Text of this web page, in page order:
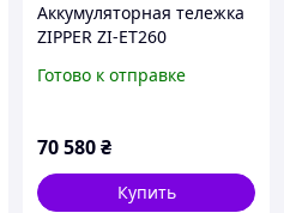
Аккумуляторная тележка
ZIPPER ZI-ET260
строительная тележка
Готово к отправке
70 580₴
Купить